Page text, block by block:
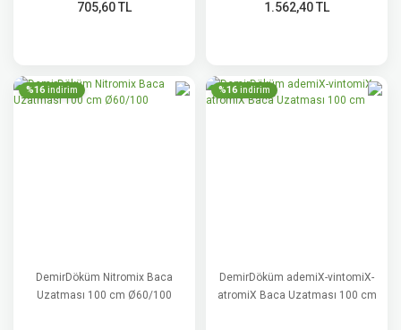
705,60 TL 1.562,40 TL
%16 indirim
DemirDöküm Nitromix Baca
Uzatması 100 cm Ø60/100
%16 indirim
DemirDöküm ademiX-vintomiX-
atromiX Baca Uzatması 100 cm